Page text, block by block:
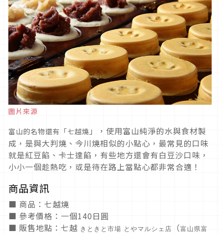
圖片來源
富山的名物還有「七越燒 」，使用富山純淨的水與食材製
成，是與大判燒、今川燒相似的小點心，最常見的口味
就是紅豆餡、卡士達餡，有些地方還會有白豆沙口味，
小小一個趁熱吃，或是待在路上當點心都非常合適！
商品資訊
■ 商品：七越燒
■ 參考價格：一個140日圓
■ 販售地點：七越 きときと市場 とやマルシェ店 （富山県富